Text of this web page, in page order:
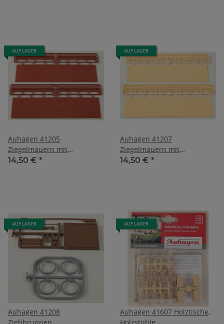
AUF LAGER
Auhagen 41205
Ziegelmauern mit
Zahnfriesvarianten rot
14,50 € *
AUF LAGER
Auhagen 41207
Ziegelmauern mit
Zahnfriesvarianten gelb
14,50 € *
AUF LAGER
Auhagen 41208
AUF LAGER
Auhagen 41607 Holztische,